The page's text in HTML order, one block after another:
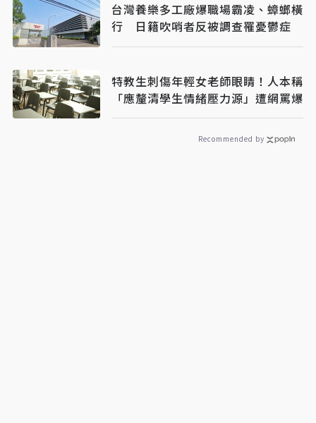
台灣養樂多工廠爆職場霸凌、蟑螂橫
行 日籍吹哨者反被調查罹憂鬱症
特教生刺傷年輕女老師眼睛！人本稱
「應釐清學生情緒壓力源」遭網罵爆
Recommended by